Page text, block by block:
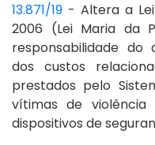
13.871/19 - Altera a
2006 (Lei Maria da
responsabilidade do
dos custos
prestados pelo
vítimas de
dispositivos de